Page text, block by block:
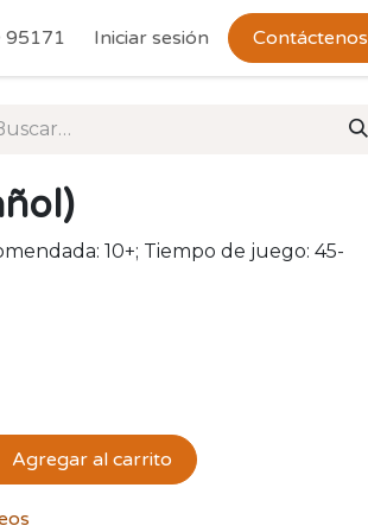
Iniciar sesión Contáctenos
10+; Tiempo de juego: 45-
Agregar al carrito